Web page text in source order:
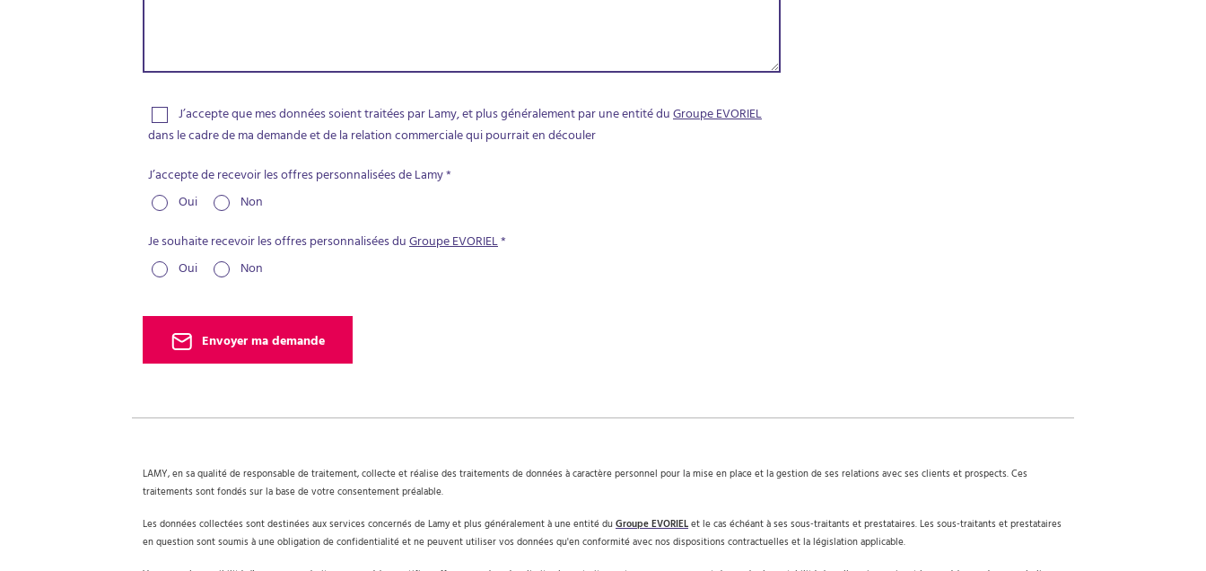
J’accepte que mes données soient traitées par Lamy, et plus généralement par une entité duGroupe EVORIEL
dans le cadre de ma demande et de la relation commerciale qui pourrait en découler
J’accepte de recevoir les offres personnalisées de Lamy*
Oui
Non
Je souhaite recevoir les offres personnalisées duGroupe EVORIEL*
Oui
Non
Envoyer ma demande
LAMY, en sa qualité de responsable de traitement, collecte et réalise des traitements de données à caractère personnel pour la mise en place et la gestion de ses relations avec ses clients et prospects. Ces
traitements sont fondés sur la base de votre consentement préalable.
Les données collectées sont destinées aux services concernés de Lamy et plus généralement à une entité duGroupe EVORIELet le cas échéant à ses sous-traitants et prestataires. Les sous-traitants et prestataires
en question sont soumis à une obligation de confidentialité et ne peuvent utiliser vos données qu'en conformité avec nos dispositions contractuelles et la législation applicable.